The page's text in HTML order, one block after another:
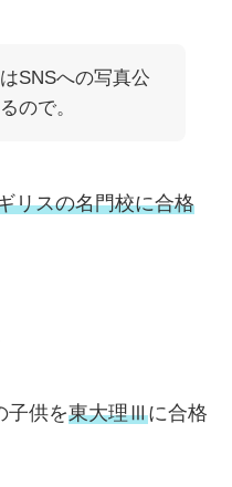
SNSへの写真公
ので。
リスの名門校に合格
子供を東大理Ⅲに合格